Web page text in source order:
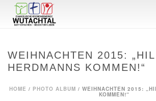
WEIHNACHTEN 2015:
HERDMANNS KOMMEN!“
HOME / PHOTO ALBUM / WEIHNACHTEN 2015:
KOMMEN!“